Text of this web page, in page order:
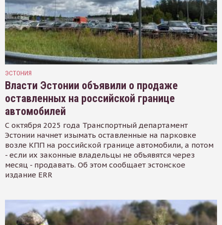
ЭСТОНИЯ
Власти Эстонии объявили о продаже
оставленных на российской границе
автомобилей
С октября 2025 года Транспортный департамент
Эстонии начнет изымать оставленные на парковке
возле КПП на российской границе автомобили, а потом
- если их законные владельцы не объявятся через
месяц - продавать. Об этом сообщает эстонское
издание ERR